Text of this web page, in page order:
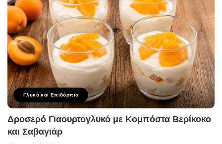
Γλυκό και Επιδόρπιο
Δροσερό Γιαουρτογλυκό με Κομπόστα Βερίκοκο
και Σαβαγιάρ